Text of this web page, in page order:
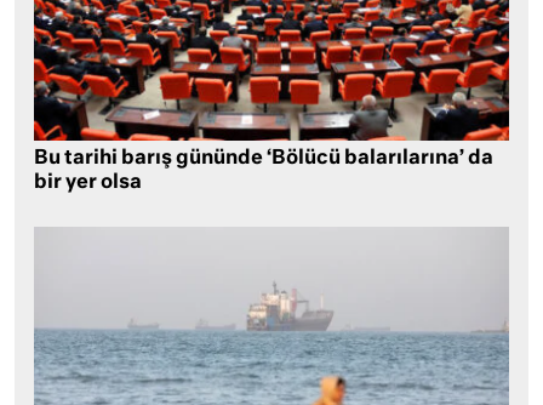
Bu tarihi barış gününde ‘Bölücü balarılarına’ da
bir yer olsa